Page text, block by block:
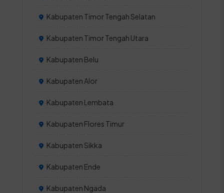
Kabupaten Timor Tengah Selatan
Kabupaten Timor Tengah Utara
Kabupaten Belu
Kabupaten Alor
Kabupaten Lembata
Kabupaten Flores Timur
Kabupaten Sikka
Kabupaten Ende
Kabupaten Ngada